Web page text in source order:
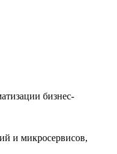
бизнес-
и микросервисов,